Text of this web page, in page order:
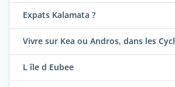
Expats Kalamata ?
Vivre sur Kea ou Andros, dans les
L île d Eubee